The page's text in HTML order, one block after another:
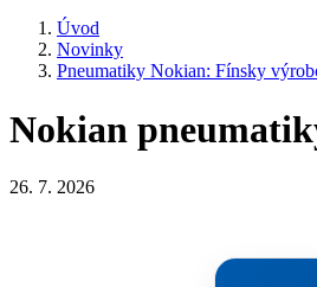
Úvod
Novinky
Pneumatiky Nokian: Fínsky
Nokian
26. 7. 2026